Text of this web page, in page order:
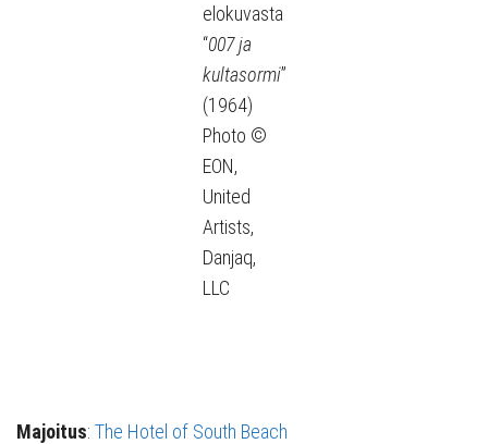
elokuvasta
“007 ja
kultasormi”
(1964)
Photo ©
EON,
United
Artists,
Danjaq,
LLC
Majoitus: The Hotel of South Beach